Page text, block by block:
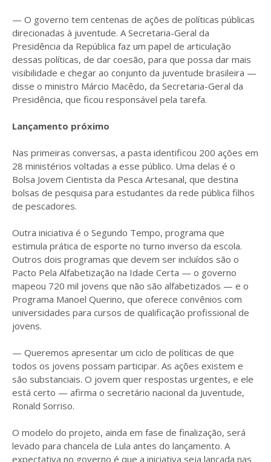
— O governo tem centenas de ações de políticas públicas
direcionadas à juventude. A Secretaria-Geral da
Presidência da República faz um papel de articulação
dessas políticas, de dar coesão, para que possa dar mais
visibilidade e chegar ao conjunto da juventude brasileira —
disse o ministro Márcio Macêdo, da Secretaria-Geral da
Presidência, que ficou responsável pela tarefa.
Lançamento próximo
Nas primeiras conversas, a pasta identificou 200 ações em
28 ministérios voltadas a esse público. Uma delas é o
Bolsa Jovem Cientista da Pesca Artesanal, que destina
bolsas de pesquisa para estudantes da rede pública filhos
de pescadores.
Outra iniciativa é o Segundo Tempo, programa que
estimula prática de esporte no turno inverso da escola.
Outros dois programas que devem ser incluídos são o
Pacto Pela Alfabetização na Idade Certa — o governo
mapeou 720 mil jovens que não são alfabetizados — e o
Programa Manoel Querino, que oferece convênios com
universidades para cursos de qualificação profissional de
jovens.
— Queremos apresentar um ciclo de políticas de que
todos os jovens possam participar. As ações existem e
são substanciais. O jovem quer respostas urgentes, e ele
está certo — afirma o secretário nacional da Juventude,
Ronald Sorriso.
O modelo do projeto, ainda em fase de finalização, será
levado para chancela de Lula antes do lançamento. A
expectativa no governo é que a iniciativa seja lançada nas